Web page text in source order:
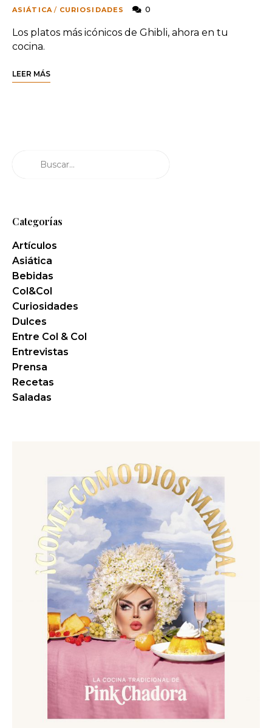
ASIÁTICA / CURIOSIDADES 0
Los platos más icónicos de Ghibli, ahora en tu
cocina.
LEER MÁS
Categorías
Artículos
Asiática
Bebidas
Col&Col
Curiosidades
Dulces
Entre Col & Col
Entrevistas
Prensa
Recetas
Saladas